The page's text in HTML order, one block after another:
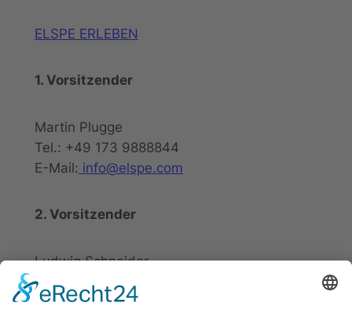
ELSPE ERLEBEN
1. Vorsitzender
Martin Plugge
Tel.: +49 173 9888844
E-Mail: info@elspe.com
2. Vorsitzender
Ludwig Schneider
Tel.: +49 2721 20800
E-Mail:info@elspe.com